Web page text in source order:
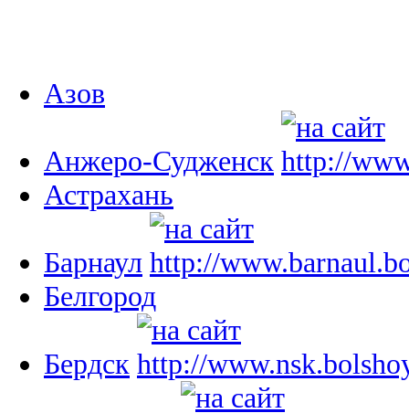
Азов
Анжеро-Судженск
Астрахань
Барнаул
Белгород
Бердск